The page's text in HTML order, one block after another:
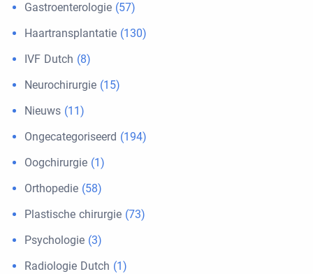
Gastroenterologie (57)
Haartransplantatie (130)
IVF Dutch (8)
Neurochirurgie (15)
Nieuws (11)
Ongecategoriseerd (194)
Oogchirurgie (1)
Orthopedie (58)
Plastische chirurgie (73)
Psychologie (3)
Radiologie Dutch (1)